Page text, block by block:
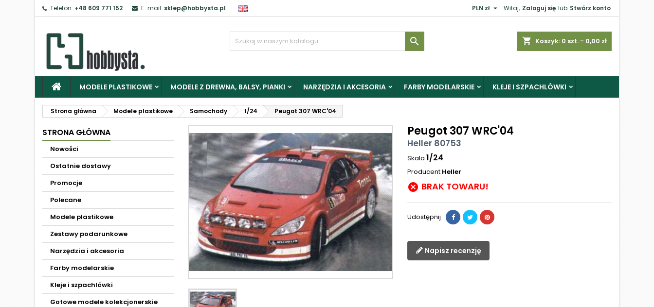
Telefon: +48 609 771 152 E-mail: sklep@hobbysta.pl Witaj, Zaloguj się lub Stwórz konto
PLN zł 
shopping_cart Koszyk: 0 szt. - 0,00 zł

MODELE PLASTIKOWE MODELE Z DREWNA, BALSY, PIANKI NARZĘDZIA I AKCESORIA FARBY MODELARSKIE KLEJE I SZPACHLÓWKI
Strona główna Modele plastikowe Samochody 1/24 Peugot 307 WRC'04
STRONA GŁÓWNA
Nowości
Ostatnie dostawy
Promocje
Polecane
Modele plastikowe
Zestawy podarunkowe
Narzędzia i akcesoria
Farby modelarskie
Kleje i szpachlówki
Gotowe modele kolekcjonerskie
Peugot 307 WRC'04
Heller 80753
Skala 1/24
Producent Heller
 BRAK TOWARU!
Udostępnij
Napisz recenzję